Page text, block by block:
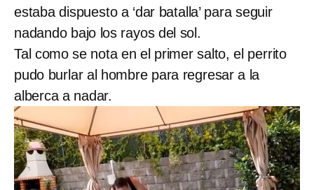
estaba dispuesto a ‘dar batalla’ para seguir
nadando bajo los rayos del sol.
Tal como se nota en el primer salto, el perrito
pudo burlar al hombre para regresar a la
alberca a nadar.